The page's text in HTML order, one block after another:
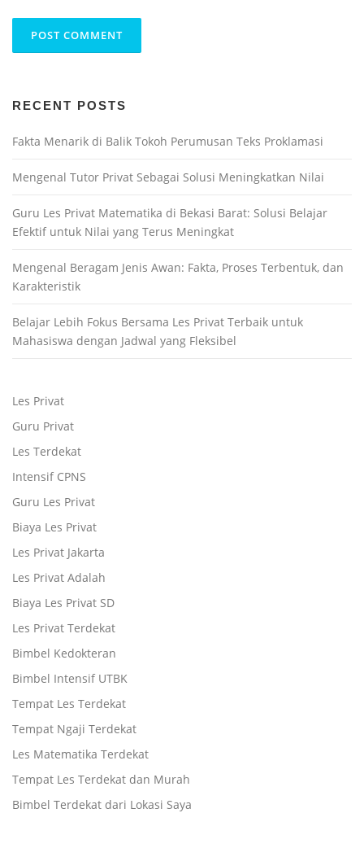
RECENT POSTS
Fakta Menarik di Balik Tokoh Perumusan Teks Proklamasi
Mengenal Tutor Privat Sebagai Solusi Meningkatkan Nilai
Guru Les Privat Matematika di Bekasi Barat: Solusi Belajar
Efektif untuk Nilai yang Terus Meningkat
Mengenal Beragam Jenis Awan: Fakta, Proses Terbentuk, dan
Karakteristik
Belajar Lebih Fokus Bersama Les Privat Terbaik untuk
Mahasiswa dengan Jadwal yang Fleksibel
Les Privat
Guru Privat
Les Terdekat
Intensif CPNS
Guru Les Privat
Biaya Les Privat
Les Privat Jakarta
Les Privat Adalah
Biaya Les Privat SD
Les Privat Terdekat
Bimbel Kedokteran
Bimbel Intensif UTBK
Tempat Les Terdekat
Tempat Ngaji Terdekat
Les Matematika Terdekat
Tempat Les Terdekat dan Murah
Bimbel Terdekat dari Lokasi Saya